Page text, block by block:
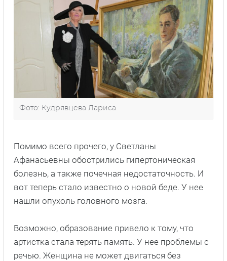
Фото: Кудрявцева Лариса
Помимо всего прочего, у Светланы
Афанасьевны обострились гипертоническая
болезнь, а также почечная недостаточность. И
вот теперь стало известно о новой беде. У нее
нашли опухоль головного мозга.
Возможно, образование привело к тому, что
артистка стала терять память. У нее проблемы с
речью. Женщина не может двигаться без